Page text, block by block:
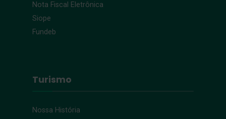
Nota Fiscal Eletrônica
Siope
Fundeb
Turismo
Nossa História